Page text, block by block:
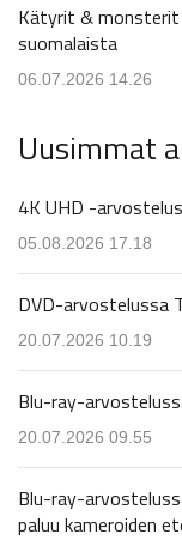
Kätyrit & monsterit
suomalaista
06.07.2026 14.26
Uusimmat
4K UHD -
05.08.2026 17.18
DVD-arvostelussa
20.07.2026 10.19
Blu-ray-
20.07.2026 09.55
Blu-ray-
paluu kameroiden